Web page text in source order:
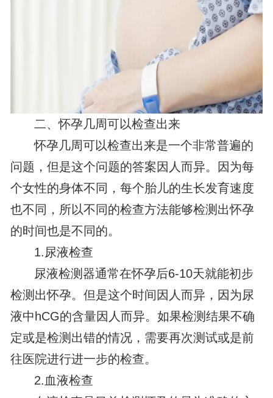
二、怀孕几周可以检查出来
怀孕几周可以检查出来是一个非常普遍的
问题，但是这个问题的答案因人而异。因为每
个女性的身体不同，每个胎儿的生长发育速度
也不同，所以不同的检查方法能够检测出怀孕
的时间也是不同的。
1.尿液检查
尿液检测器通常在怀孕后6-10天就能初步
检测出怀孕。但是这个时间因人而异，因为尿
液中hCG的含量因人而异。如果检测结果不确
定或是检测出错的情况，需要再次测试或是前
往医院进行进一步的检查。
2.血液检查